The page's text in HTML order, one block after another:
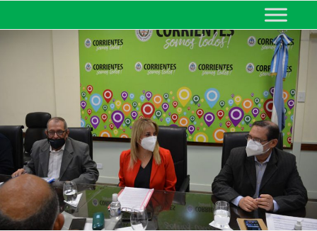
MINISTERIO DE EDUCACIÓN
DE CORRIENTES